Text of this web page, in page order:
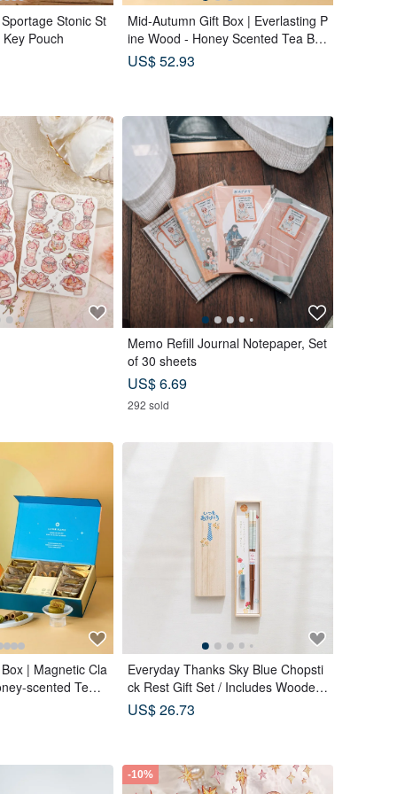
Stonic St
Pouch
Mid-Autumn Gift Box | Everlasting P
ine Wood - Honey Scented Tea Ba
gs x Double Tea Custard Mooncak
es x Tea Pastries (18 pcs) - Azure
US$ 52.93
Memo Refill Journal Notepaper, Set
of 30 sheets
US$ 6.69
292 sold
| Magnetic Cla
scented Tea B
Everyday Thanks Sky Blue Chopsti
ck Rest Gift Set / Includes Wooden
Box
US$ 26.73
-10%